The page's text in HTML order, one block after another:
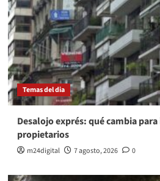
Temas del dia
Desalojo exprés: qué cambia
propietarios
m24digital 7 agosto, 2026 0